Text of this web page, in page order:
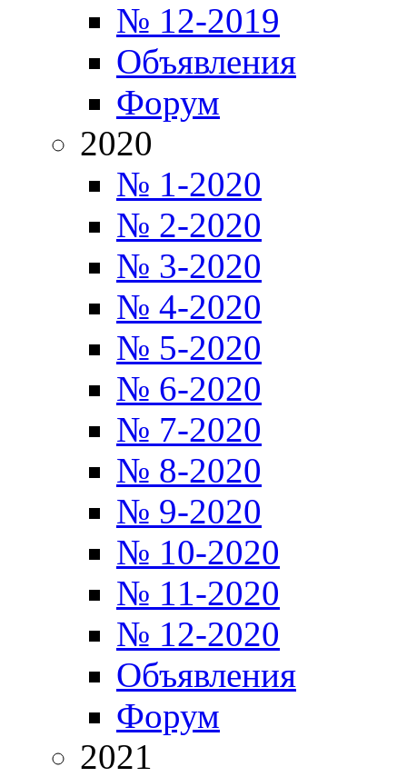
№ 12-2019
Объявления
Форум
2020
№ 1-2020
№ 2-2020
№ 3-2020
№ 4-2020
№ 5-2020
№ 6-2020
№ 7-2020
№ 8-2020
№ 9-2020
№ 10-2020
№ 11-2020
№ 12-2020
Объявления
Форум
2021